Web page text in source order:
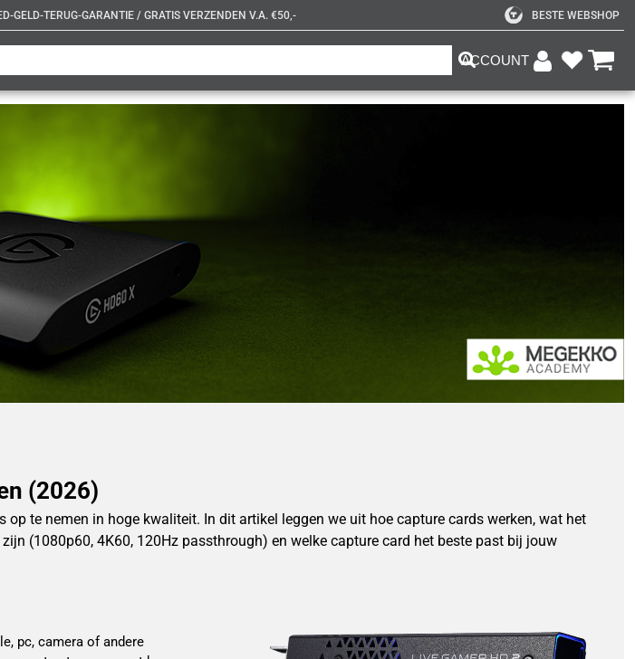
GELD-TERUG-GARANTIE / GRATIS VERZENDEN V.A. €50,- BESTE WEBSHOP
ACCOUNT
(2026)
te nemen in hoge kwaliteit. In dit artikel leggen we uit hoe capture cards werken, wat het
(1080p60, 4K60, 120Hz passthrough) en welke capture card het beste past bij jouw
pc, camera of andere